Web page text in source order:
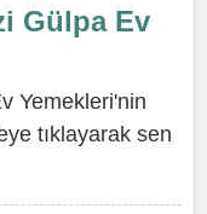
Gülpa Ev
Yemekleri'nin
tıklayarak sen